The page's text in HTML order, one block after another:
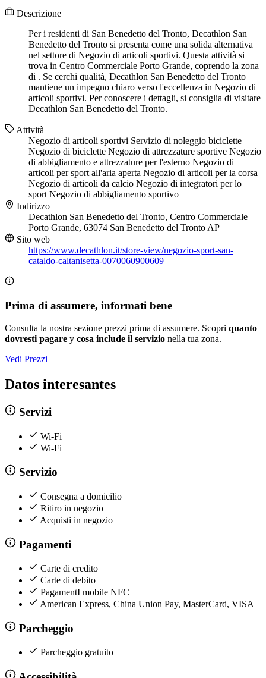
Descrizione
Per i residenti di San Benedetto del Tronto, Decathlon San
Benedetto del Tronto si presenta come una solida alternativa
nel settore di Negozio di articoli sportivi. Questa attività si
trova in Centro Commerciale Porto Grande, coprendo la zona
di . Se cerchi qualità, Decathlon San Benedetto del Tronto
mantiene un impegno chiaro verso l'eccellenza in Negozio di
articoli sportivi. Per conoscere i dettagli, si consiglia di visitare
Decathlon San Benedetto del Tronto.
Attività
Negozio di articoli sportivi Servizio di noleggio biciclette
Negozio di biciclette Negozio di attrezzature sportive Negozio
di abbigliamento e attrezzature per l'esterno Negozio di
articoli per sport all'aria aperta Negozio di articoli per la corsa
Negozio di articoli da calcio Negozio di integratori per lo
sport Negozio di abbigliamento sportivo
Indirizzo
Decathlon San Benedetto del Tronto, Centro Commerciale
Porto Grande, 63074 San Benedetto del Tronto AP
Sito web
https://www.decathlon.it/store-view/negozio-sport-san-
cataldo-caltanisetta-0070060900609
Prima di assumere, informati bene
Consulta la nostra sezione prezzi prima di assumere. Scopri quanto
dovresti pagare y cosa include il servizio nella tua zona.
Vedi Prezzi
Datos interesantes
Servizi
Wi-Fi
Wi-Fi
Servizio
Consegna a domicilio
Ritiro in negozio
Acquisti in negozio
Pagamenti
Carte di credito
Carte di debito
PagamentI mobile NFC
American Express, China Union Pay, MasterCard, VISA
Parcheggio
Parcheggio gratuito